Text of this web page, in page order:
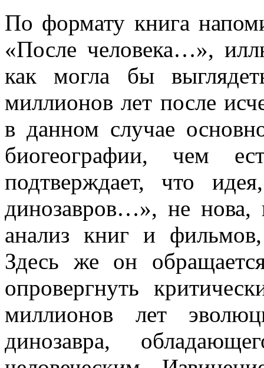
По формату книга
«После человека…»,
как могла бы
миллионов лет после
в данном случае
биогеографии, чем
подтверждает, что
динозавров…», не нова,
анализ книг и
Здесь же он
опровергнуть
миллионов лет
динозавра,